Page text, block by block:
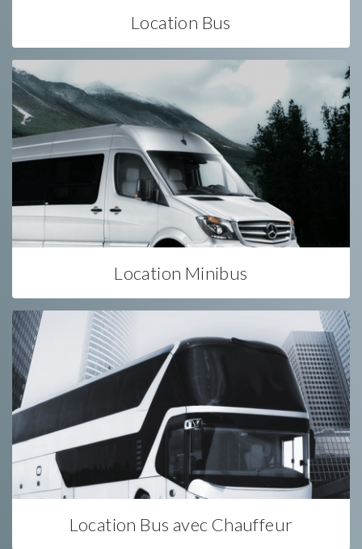
Location Bus
Location Minibus
Location Bus avec Chauffeur